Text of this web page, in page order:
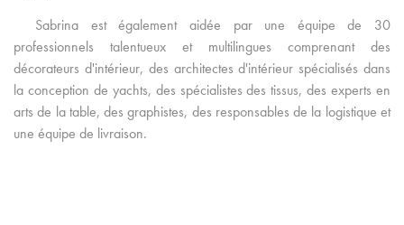
Sabrina est également aidée par une équipe de 30
professionnels talentueux et multilingues comprenant des
décorateurs d'intérieur, des architectes d'intérieur spécialisés dans
la conception de yachts, des spécialistes des tissus, des experts en
arts de la table, des graphistes, des responsables de la logistique et
une équipe de livraison.